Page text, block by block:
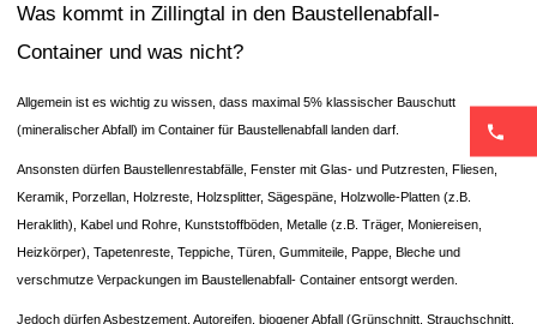
Was kommt in Zillingtal in den Baustellenabfall-
Container und was nicht?
Allgemein ist es wichtig zu wissen, dass maximal 5% klassischer Bauschutt
(mineralischer Abfall) im Container für Baustellenabfall landen darf.
Ansonsten dürfen Baustellenrestabfälle, Fenster mit Glas- und Putzresten, Fliesen,
Keramik, Porzellan, Holzreste, Holzsplitter, Sägespäne, Holzwolle-Platten (z.B.
Heraklith), Kabel und Rohre, Kunststoffböden, Metalle (z.B. Träger, Moniereisen,
Heizkörper), Tapetenreste, Teppiche, Türen, Gummiteile, Pappe, Bleche und
verschmutze Verpackungen im Baustellenabfall- Container entsorgt werden.
Jedoch dürfen Asbestzement, Autoreifen, biogener Abfall (Grünschnitt, Strauchschnitt,